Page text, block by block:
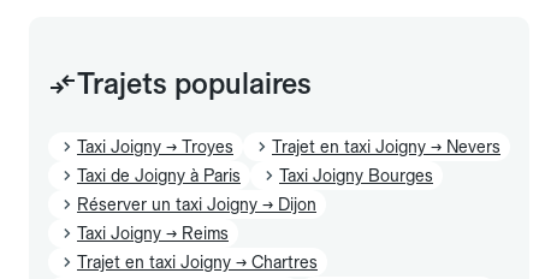
Trajets populaires
Taxi Joigny → Troyes
Trajet en taxi Joigny → Nevers
Taxi de Joigny à Paris
Taxi Joigny Bourges
Réserver un taxi Joigny → Dijon
Taxi Joigny → Reims
Trajet en taxi Joigny → Chartres